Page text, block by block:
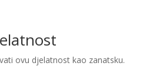
ovu djelatnost kao zanatsku.